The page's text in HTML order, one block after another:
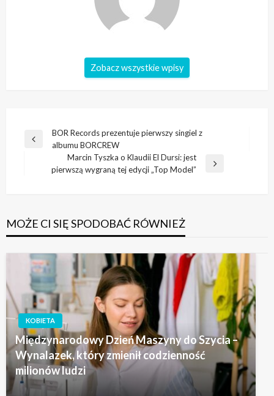
Zobacz wszystkie wpisy
Nawigacja
wpisu
Poprzedni
BOR Records prezentuje pierwszy singiel z
albumu BORCREW
Następny
Marcin Tyszka o Klaudii El Dursi: jest
pierwszą wygraną tej edycji „Top Model”
MOŻE CI SIĘ SPODOBAĆ RÓWNIEŻ
KOBIETA
Międzynarodowy Dzień Maszyny do Szycia –
Wynalazek, który zmienił codzienność
milionów ludzi